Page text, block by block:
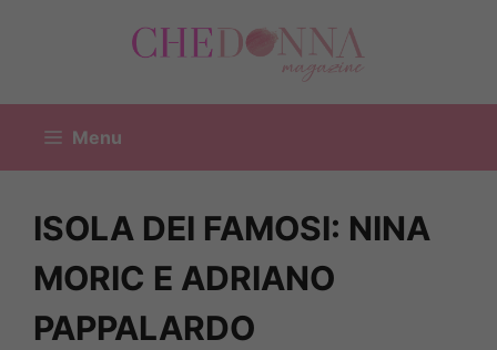
Menu
ISOLA DEI FAMOSI: NINA
MORIC E ADRIANO
PAPPALARDO